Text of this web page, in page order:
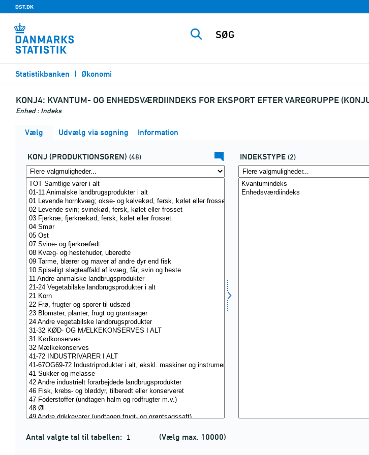
DST.DK
Statistikbanken Økonomi
KONJ4: KVANTUM- OG ENHEDSVÆRDIINDEKS FOR EKSPORT EFTER VAREGRUPPE
Enhed : Indeks
Vælg Udvælg via søgning Information
KONJ (PRODUKTIONSGREN) (48) INDEKSTYPE (2)
Antal valgte tal til tabellen: (Vælg max. 10000)